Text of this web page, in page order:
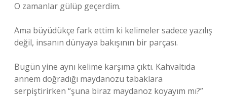
O zamanlar gülüp geçerdim.
Ama büyüdükçe fark ettim ki kelimeler sadece yazılış
değil, insanın dünyaya bakışının bir parçası.
Bugün yine aynı kelime karşıma çıktı. Kahvaltıda
annem doğradığı maydanozu tabaklara
serpiştirirken “şuna biraz maydanoz koyayım mı?”